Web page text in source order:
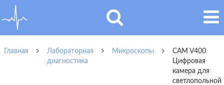
Главная
Лабораторная
диагностика
Микроскопы
CAM V400
Цифровая
камера для
светлопольной